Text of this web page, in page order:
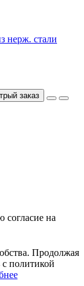
нерж. стали
заказ
согласие на
Продолжая
с политикой